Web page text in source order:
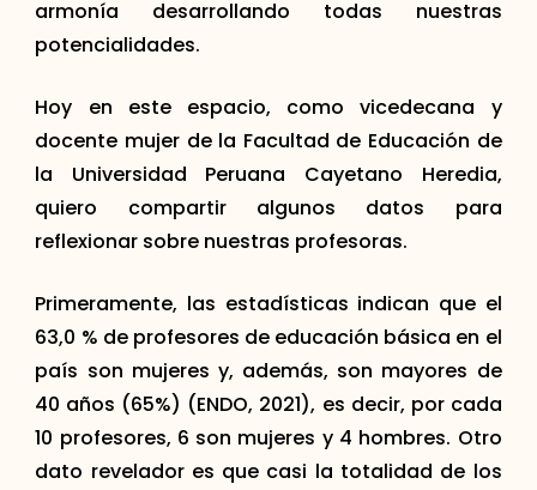
armonía desarrollando todas nuestras
potencialidades.
Hoy en este espacio, como vicedecana y
docente mujer de la Facultad de Educación de
la Universidad Peruana Cayetano Heredia,
quiero compartir algunos datos para
reflexionar sobre nuestras profesoras.
Primeramente, las estadísticas indican que el
63,0 % de profesores de educación básica en el
país son mujeres y, además, son mayores de
40 años (65%) (ENDO, 2021), es decir, por cada
10 profesores, 6 son mujeres y 4 hombres. Otro
dato revelador es que casi la totalidad de los